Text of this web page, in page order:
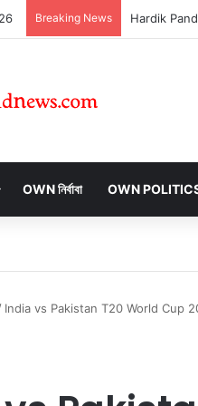
Breaking News
OWN নির্বাবা OWN
India vs Pakistan T20 World Cup 2024: ৯